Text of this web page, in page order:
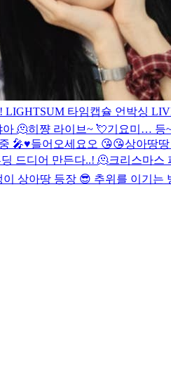
LIGHTSUM 타임캡슐 언박싱
아 🫠히쨩 라이브~ 💘기요미… 등
🎤♥️들어오세요오 😘😘상아땅땅
드디어 만든다..! 🫠크리스마스
이 상아땅 등장 😎 추위를 이기는